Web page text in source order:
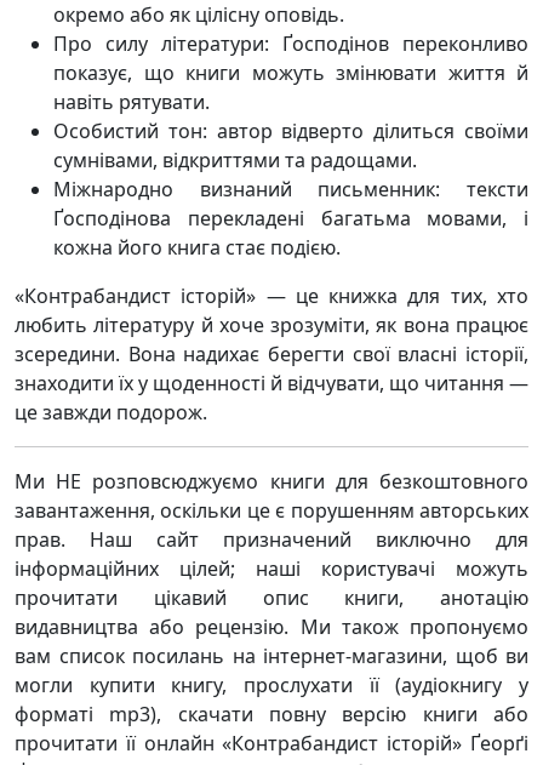
окремо або як цілісну оповідь.
Про силу літератури: Ґосподінов переконливо
показує, що книги можуть змінювати життя й
навіть рятувати.
Особистий тон: автор відверто ділиться своїми
сумнівами, відкриттями та радощами.
Міжнародно визнаний письменник: тексти
Ґосподінова перекладені багатьма мовами, і
кожна його книга стає подією.
«Контрабандист історій» — це книжка для тих, хто
любить літературу й хоче зрозуміти, як вона працює
зсередини. Вона надихає берегти свої власні історії,
знаходити їх у щоденності й відчувати, що читання —
це завжди подорож.
Ми НЕ розповсюджуємо книги для безкоштовного
завантаження, оскільки це є порушенням авторських
прав. Наш сайт призначений виключно для
інформаційних цілей; наші користувачі можуть
прочитати цікавий опис книги, анотацію
видавництва або рецензію. Ми також пропонуємо
вам список посилань на інтернет-магазини, щоб ви
могли купити книгу, прослухати її (аудіокнигу у
форматі mp3), скачати повну версію книги або
прочитати її онлайн «Контрабандист історій» Ґеорґі